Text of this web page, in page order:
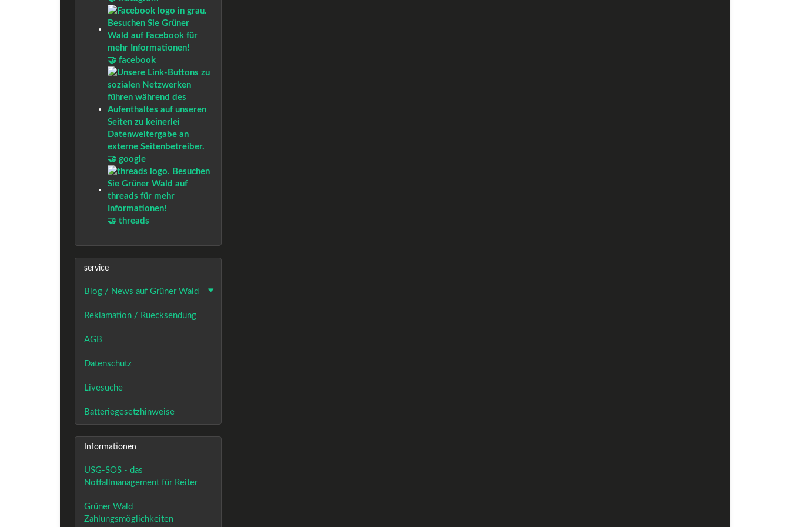
🤝 facebook
🤝 google
🤝 threads
service
Blog / News auf Grüner Wald
Reklamation / Ruecksendung
AGB
Datenschutz
Livesuche
Batteriegesetzhinweise
Informationen
USG-SOS - das
Notfallmanagement für Reiter
Grüner Wald
Zahlungsmöglichkeiten